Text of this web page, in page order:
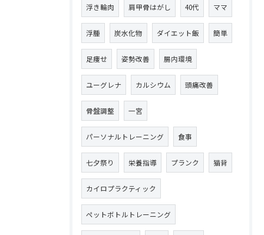
浮き輪肉 肩甲骨はがし 40代 ママ
浮腫 炭水化物 ダイエット飯 簡単
足痩せ 姿勢改善 腸内環境
ユーグレナ カルシウム 頭痛改善
骨盤調整 一宮
パーソナルトレーニング 食事
七夕祭り 栄養指導 プランク 猫背
カイロプラクティック
ペットボトルトレーニング